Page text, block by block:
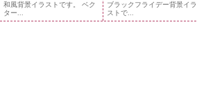
和風背景イラストです。 ベク
ター...
ブラックフライデー背景イラ
ストで...